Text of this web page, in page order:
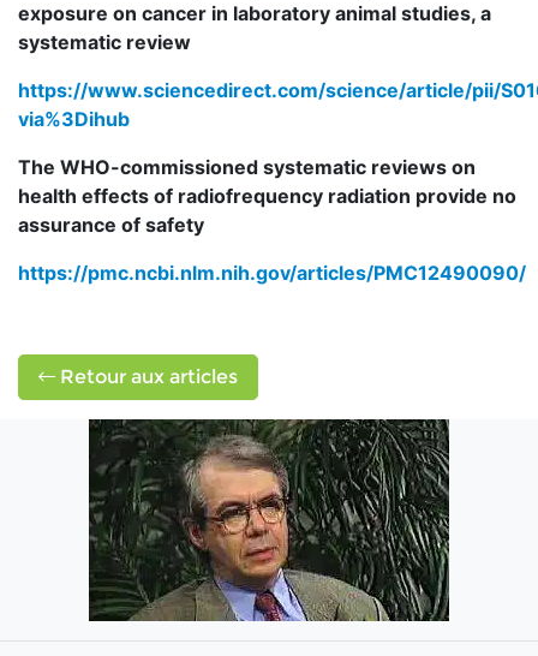
exposure on cancer in laboratory animal studies, a
systematic review
https://www.sciencedirect.com/science/article/pii/
via%3Dihub
The WHO-commissioned systematic reviews on
health effects of radiofrequency radiation provide no
assurance of safety
https://pmc.ncbi.nlm.nih.gov/articles/PMC12490090/
Retour aux articles